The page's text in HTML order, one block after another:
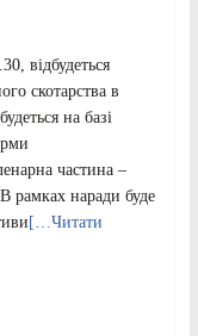
відбудеться
скотарства в
на базі
частина –
рамках наради буде
[…Читати